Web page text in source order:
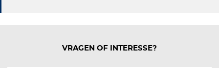
VRAGEN OF INTERESSE?